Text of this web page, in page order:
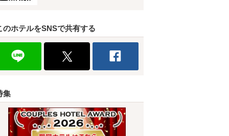
のホテルをSNSで共有する
集